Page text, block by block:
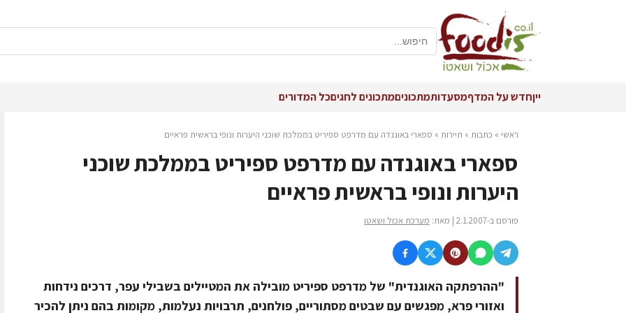
ייןחדש על המדףמסעדותמתכוניםמתכונים לחגיםכל המדורים
ראשי » כתבות » תיירות » ספארי באוגנדה עם מדרפט ספיריט בממלכת שוכני היערות ונופי בראשית פראיים
ספארי באוגנדה עם מדרפט ספיריט בממלכת שוכני
היערות ונופי בראשית פראיים
פורסם ב-2.1.2007 | מאת: מערכת אכול ושאטו
"ההרפתקה האוגנדית" של מדרפט ספיריט מובילה את המטיילים בשבילי עפר, דרכים נידחות
ואזורי פרא, מפגשים עם שבטים מסתוריים, פולחנים, תרבויות נעלמות, מקומות בהם ניתן להכיר